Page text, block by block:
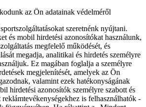
az Ön adatainak védelméről
szeretnénk nyújtani.
és mobil hirdetési azonosítókat használunk,
megfelelő működését, és
megadja, analitikai és hirdetés személyre
Ez magában foglalja a személyre
megjelenítését, amelyek az Ön
valamint ezek hatékonyságának
hirdetési azonosítók személyre szabott és
reklámtevékenységekhez is felhasználhatók -